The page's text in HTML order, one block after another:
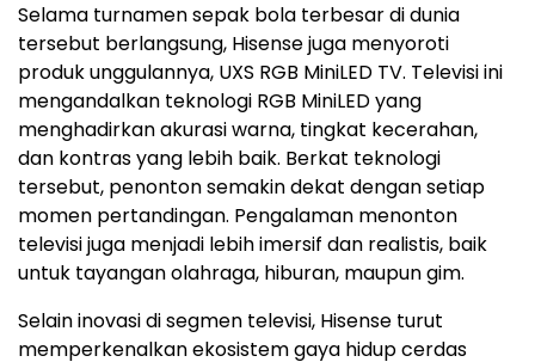
Selama turnamen sepak bola terbesar di dunia
tersebut berlangsung, Hisense juga menyoroti
produk unggulannya, UXS RGB MiniLED TV. Televisi ini
mengandalkan teknologi RGB MiniLED yang
menghadirkan akurasi warna, tingkat kecerahan,
dan kontras yang lebih baik. Berkat teknologi
tersebut, penonton semakin dekat dengan setiap
momen pertandingan. Pengalaman menonton
televisi juga menjadi lebih imersif dan realistis, baik
untuk tayangan olahraga, hiburan, maupun gim.
Selain inovasi di segmen televisi, Hisense turut
memperkenalkan ekosistem gaya hidup cerdas